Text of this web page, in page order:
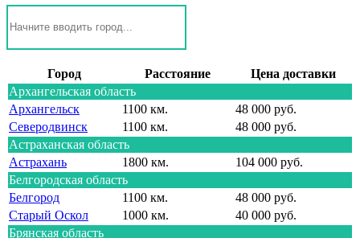
Город Расстояние
Цена доставки
Архангельская область
Архангельск
1100 км.
48 000 руб.
Северодвинск
1100 км.
48 000 руб.
Астраханская область
Астрахань
1800 км.
104 000 руб.
Белгородская область
Белгород
1100 км.
48 000 руб.
Старый Оскол
1000 км.
40 000 руб.
Брянская область